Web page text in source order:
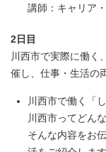
講師：キャリア
2日目
川西市で実際に働く
催し、仕事・生活の
川西市で働く「
川西市ってどん
そんな内容をお